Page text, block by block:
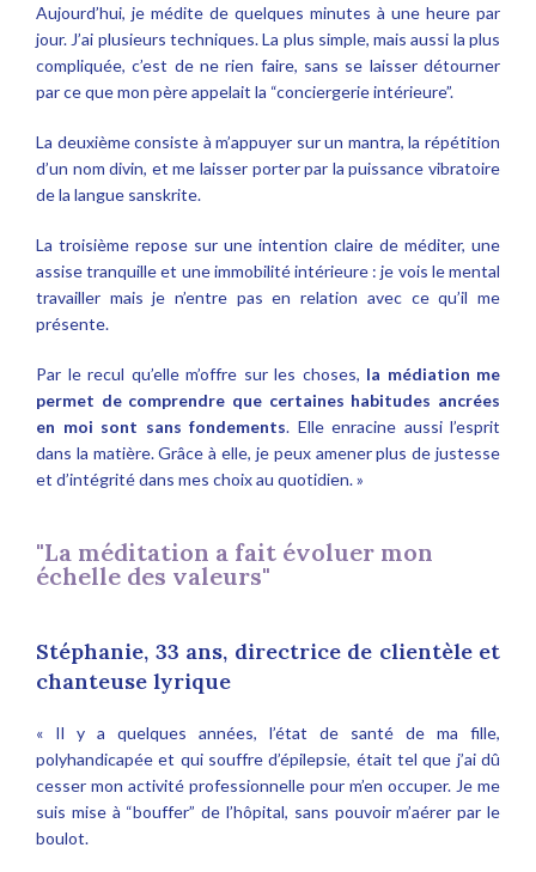
Aujourd’hui, je médite de quelques minutes à une heure par
jour. J’ai plusieurs techniques. La plus simple, mais aussi la plus
compliquée, c’est de ne rien faire, sans se laisser détourner
par ce que mon père appelait la “conciergerie intérieure”.
La deuxième consiste à m’appuyer sur un mantra, la répétition
d’un nom divin, et me laisser porter par la puissance vibratoire
de la langue sanskrite.
La troisième repose sur une intention claire de méditer, une
assise tranquille et une immobilité intérieure : je vois le mental
travailler mais je n’entre pas en relation avec ce qu’il me
présente.
Par le recul qu’elle m’offre sur les choses, la médiation me
permet de comprendre que certaines habitudes ancrées
en moi sont sans fondements. Elle enracine aussi l’esprit
dans la matière. Grâce à elle, je peux amener plus de justesse
et d’intégrité dans mes choix au quotidien. »
"La méditation a fait évoluer mon
échelle des valeurs"
Stéphanie, 33 ans, directrice de clientèle et
chanteuse lyrique
« Il y a quelques années, l’état de santé de ma fille,
polyhandicapée et qui souffre d’épilepsie, était tel que j’ai dû
cesser mon activité professionnelle pour m’en occuper. Je me
suis mise à “bouffer” de l’hôpital, sans pouvoir m’aérer par le
boulot.